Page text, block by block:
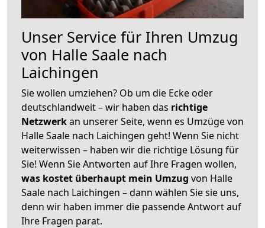
Unser Service für Ihren Umzug
von Halle Saale nach
Laichingen
Sie wollen umziehen? Ob um die Ecke oder
deutschlandweit – wir haben das richtige
Netzwerkan unserer Seite, wenn es Umzüge von
Halle Saale nach Laichingen geht! Wenn Sie nicht
weiterwissen – haben wir die richtige Lösung für
Sie! Wenn Sie Antworten auf Ihre Fragen wollen,
was kostet überhaupt mein Umzug von Halle
Saale nach Laichingen – dann wählen Sie sie uns,
denn wir haben immer die passende Antwort auf
Ihre Fragen parat.